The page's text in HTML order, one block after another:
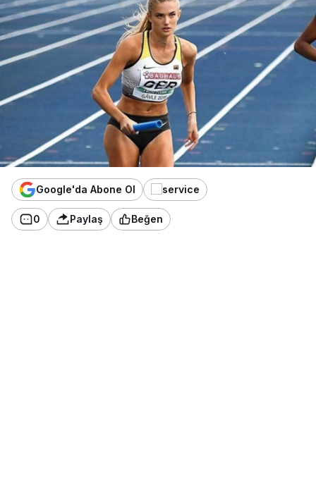
Google'da Abone Ol
0 Paylaş Beğen